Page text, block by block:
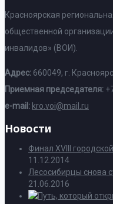
Красноярская
общественной
инвалидов» (ВОИ).
Адрес: 660049, г.
Приемная председателя:
e-mail: kro.voi@mail.ru
Новости
Финал XVIII
11.12.2014
Лесосибирцы снова
21.06.2016